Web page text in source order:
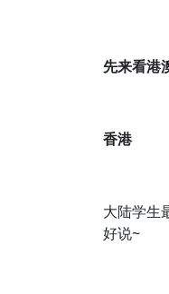
先来看港
香港
大陆学生
好说~